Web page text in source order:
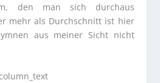
den man sich durchaus
mehr als Durchschnitt ist hier
aus meiner Sicht nicht